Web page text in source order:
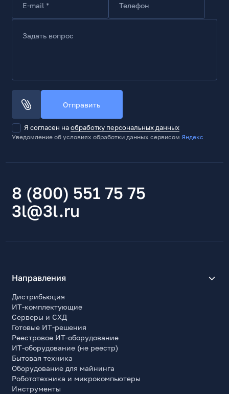
0...+70C
Высота, мм
22
Тип комплектации
Комплект поставки
Накопитель, документация
E-mail * Телефон
Задать вопрос
Отправить
Я согласен наобработку персональных данных
Уведомление об условиях обработки данных сервисомЯндекс
8 (800) 551 75 75
3l@3l.ru
Направления
Дистрибьюция
ИТ-комплектующие
Серверы и СХД
Готовые ИТ-решения
Реестровое ИТ-оборудование
ИТ-оборудование (не реестр)
Бытовая техника
Оборудование для майнинга
Робототехника и микрокомпьютеры
Инструменты